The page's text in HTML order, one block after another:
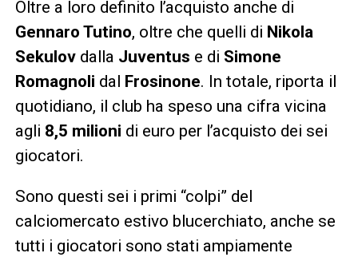
Oltre a loro definito l’acquisto anche di
Gennaro Tutino, oltre che quelli di Nikola
Sekulovdalla Juventus e di Simone
Romagnoli dal Frosinone. In totale, riporta il
quotidiano, il club ha speso una cifra vicina
agli 8,5 milioni di euro per l’acquisto dei sei
giocatori.
Sono questi sei i primi “colpi” del
calciomercato estivo blucerchiato, anche se
tutti i giocatori sono stati ampiamente